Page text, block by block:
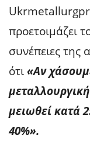
προετοιμάζει
συνέπειες της
ότι«Αν
μειωθεί κατά
40%».